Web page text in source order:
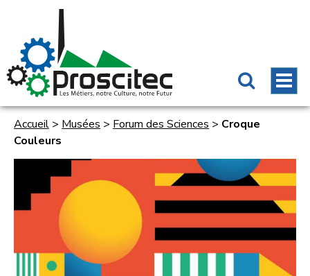
Accueil > Musées > Forum des Sciences > Croque
Couleurs